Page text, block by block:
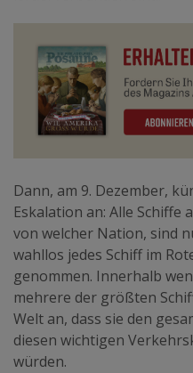
Dann, am 9. Dezember,
Eskalation an: Alle Schiffe
von welcher Nation, sind
wahllos jedes Schiff im
genommen. Innerhalb
mehrere der größten
Welt an, dass sie den
diesen wichtigen
würden.